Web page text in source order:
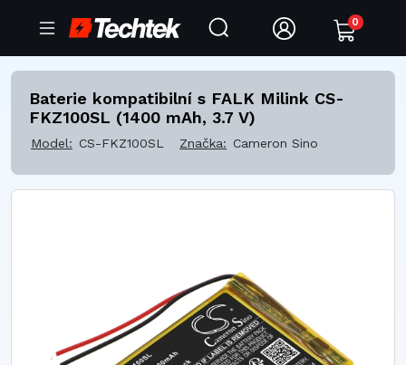
0
Baterie kompatibilní s FALK Milink CS-
FKZ100SL (1400 mAh, 3.7 V)
Model: CS-FKZ100SL Značka: Cameron Sino